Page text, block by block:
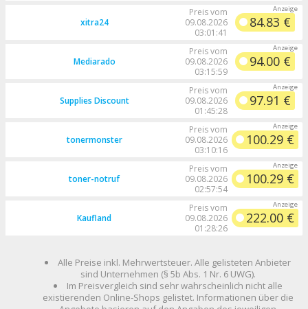
xitra24
Preis vom
09.08.2026
03:01:41
84.83 €
Mediarado
Preis vom
09.08.2026
03:15:59
94.00 €
Supplies Discount
Preis vom
09.08.2026
01:45:28
97.91 €
tonermonster
Preis vom
09.08.2026
03:10:16
100.29 €
toner-notruf
Preis vom
09.08.2026
02:57:54
100.29 €
Kaufland
Preis vom
09.08.2026
01:28:26
222.00 €
Alle Preise inkl. Mehrwertsteuer. Alle gelisteten Anbieter
sind Unternehmen (§ 5b Abs. 1 Nr. 6 UWG).
Im Preisvergleich sind sehr wahrscheinlich nicht alle
existierenden Online-Shops gelistet. Informationen über die